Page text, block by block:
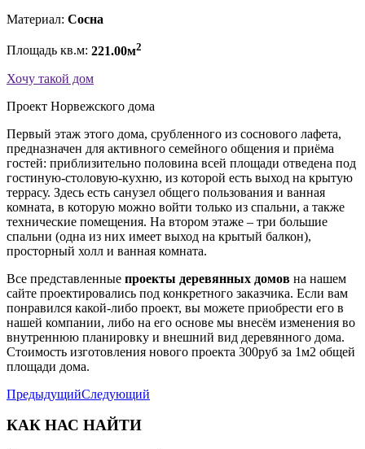
Материал: Сосна
Площадь кв.м: 221.00м2
Хочу такой дом
Проект Норвежского дома
Первый этаж этого дома, срубленного из соснового лафета,
предназначен для активного семейного общения и приёма
гостей: приблизительно половина всей площади отведена под
гостиную-столовую-кухню, из которой есть выход на крытую
террасу. Здесь есть санузел общего пользования и ванная
комната, в которую можно войти только из спальни, а также
технические помещения. На втором этаже – три большие
спальни (одна из них имеет выход на крытый балкон),
просторный холл и ванная комната.
Все представленные проекты деревянных домов на нашем
сайте проектировались под конкретного заказчика. Если вам
понравился какой-либо проект, вы можете приобрести его в
нашей компании, либо на его основе мы внесём изменения во
внутреннюю планировку и внешний вид деревянного дома.
Стоимость изготовления нового проекта 300руб за 1м2 общей
площади дома.
ПредыдущийСледующий
КАК НАС НАЙТИ